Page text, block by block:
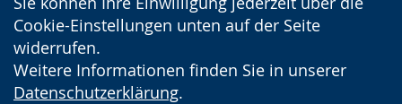
Cookie-Einstellungen unten auf der Seite
widerrufen.
Weitere Informationen finden Sie in unserer
Datenschutzerklärung.